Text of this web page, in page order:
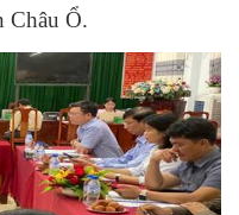
Châu Ổ.